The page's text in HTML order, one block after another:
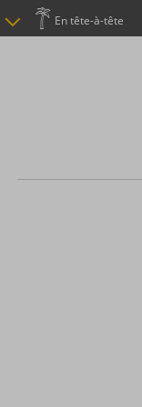
En tête-à-tête